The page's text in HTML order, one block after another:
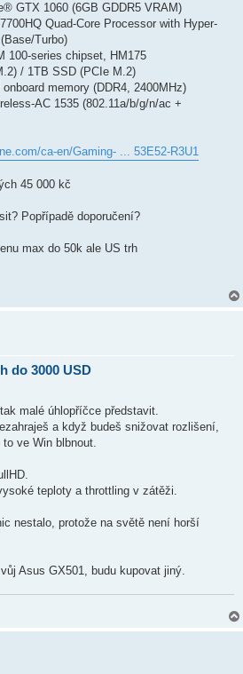
GTX 1060 (6GB GDDR5 VRAM)
Quad-Core Processor with Hyper-
Turbo)
100-series chipset, HM175
/ 1TB SSD (PCIe M.2)
memory (DDR4, 2400MHz)
AC 1535 (802.11a/b/g/n/ac +
ca-en/Gaming- ... 53E52-R3U1
45 000 kč
Popřípadě doporučení?
max do 50k ale US trh
do 3000 USD
malé úhlopříčce představit.
a když budeš snižovat rozlišení,
ve Win blbnout.
teploty a throttling v zátěži.
nestalo, protože na světě není horší
Asus GX501, budu kupovat jiný.